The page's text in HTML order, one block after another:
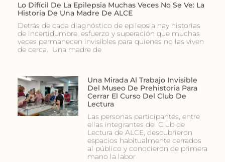
Lo Difícil De La Epilepsia Muchas Veces No Se Ve: La
Historia De Una Madre De ALCE
Detrás de cada diagnóstico de epilepsia hay historias
de incertidumbre, esfuerzo y superación que muchas
veces permanecen invisibles para quienes no las viven
de cerca. Una madre de
Una Mirada Al Trabajo Invisible
Del Museo De Prehistoria Para
Cerrar El Curso Del Club De
Lectura
Las personas participantes, entre
ellas integrantes del Club de
Lectura de ALCE, descubrieron
espacios habitualmente cerrados
al público y conocieron de primera
mano la labor